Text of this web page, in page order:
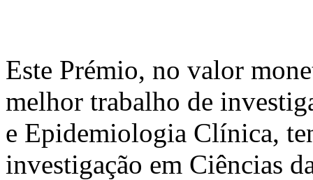
Este Prémio, no valor
melhor trabalho de
e Epidemiologia Clínica,
investigação em Ciências